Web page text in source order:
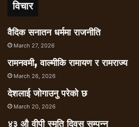
विचार
वैदिक सनातन धर्ममा राजनीति
March 27, 2026
रामनवमी, वाल्मीकि रामायण र रामराज्य
March 26, 2026
देशलाई जोगाउनु परेको छ
March 20, 2026
४३ औ वीपी स्मृति दिवस सम्पन्न